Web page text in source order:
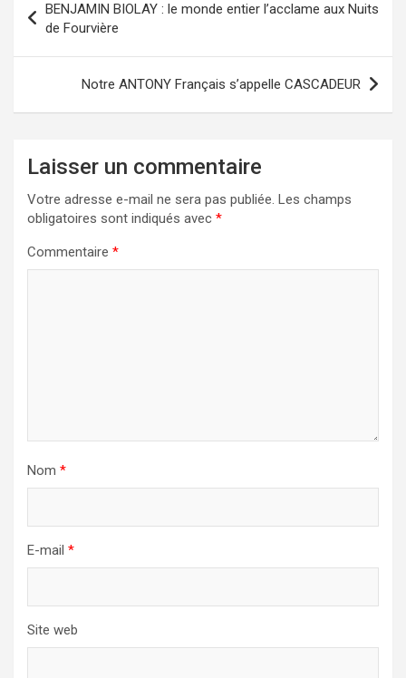
de
l’article
BENJAMIN BIOLAY : le monde entier l’acclame aux Nuits
de Fourvière
Notre ANTONY Français s’appelle CASCADEUR
Laisser un commentaire
Votre adresse e-mail ne sera pas publiée. Les champs
obligatoires sont indiqués avec *
Commentaire *
Nom *
E-mail *
Site web